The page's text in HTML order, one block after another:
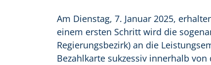
Am Dienstag, 7. Januar 2025,
einem ersten Schritt wird die
Regierungsbezirk) an die
Bezahlkarte sukzessiv innerhalb